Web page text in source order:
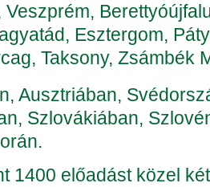
Esztergom,
Taksony, Zsámbék
Ausztriában,
Szlovákiában,
1400 előadást közel